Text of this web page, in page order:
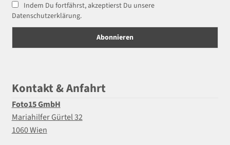
Indem Du fortfährst, akzeptierst Du unsere
Datenschutzerklärung.
Kontakt & Anfahrt
Foto15 GmbH
Mariahilfer Gürtel 32
1060 Wien